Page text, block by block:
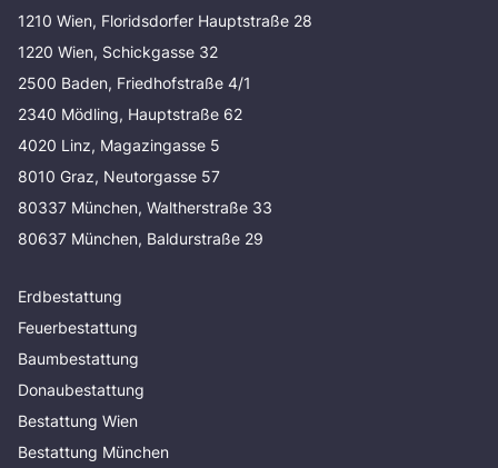
1210 Wien, Floridsdorfer Hauptstraße 28
1220 Wien, Schickgasse 32
2500 Baden, Friedhofstraße 4/1
2340 Mödling, Hauptstraße 62
4020 Linz, Magazingasse 5
8010 Graz, Neutorgasse 57
80337 München, Waltherstraße 33
80637 München, Baldurstraße 29
Erdbestattung
Feuerbestattung
Baumbestattung
Donaubestattung
Bestattung Wien
Bestattung München